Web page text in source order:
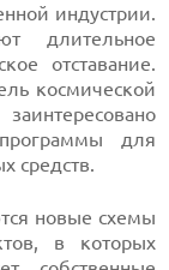
индустрии.
длительное
отставание.
космической
для
средств.
новые схемы
в которых